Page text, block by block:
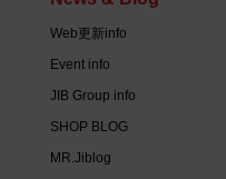
Web更新info
Event info
JIB Group info
SHOP BLOG
MR.Jiblog